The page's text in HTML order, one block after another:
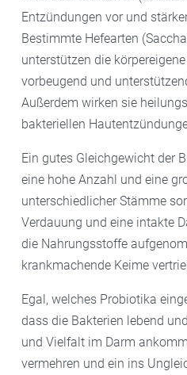
Entzündungen vor und
Bestimmte Hefearten
unterstützen die
vorbeugend und
Außerdem wirken sie
bakteriellen
Ein gutes Gleichgewicht der
eine hohe Anzahl und eine
unterschiedlicher Stämme
Verdauung und eine intakte
die Nahrungsstoffe
krankmachende Keime
Egal, welches Probiotika
dass die Bakterien lebend
und Vielfalt im Darm
vermehren und ein ins